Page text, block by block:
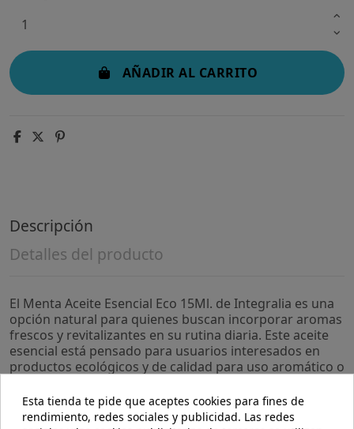
AÑADIR AL CARRITO
Descripción
Detalles del producto
El Menta Aceite Esencial Eco 15Ml. de Integralia es una
opción natural para quienes buscan incorporar aromas
frescos y revitalizantes en su rutina diaria. Este aceite
esencial está pensado para usuarios interesados en
productos ecológicos y de calidad para uso aromático o
- Aceite esencial de menta con certificación ecológica,
Esta tienda te pide que aceptes cookies para fines de
rendimiento, redes sociales y publicidad. Las redes